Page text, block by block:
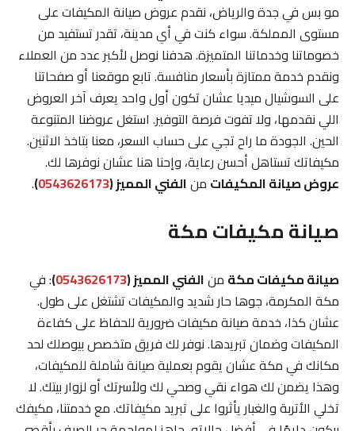
مو بس في جدة والرياض، نقدم عروض صيانة المكيفات على
مستوى المملكة. سواء كنت في أي مدينة، تقدر تستفيد من
خصوماتنا وخدماتنا المتميزة. هدفنا نوصل لأكبر عدد من العملاء
ونقدم خدمة ممتازة بأسعار منافسة. تابع موقعنا أو صفحاتنا
على السوشيال ميديا عشان تكون أول واحد يعرف آخر العروض
اللي نقدمها، ولا تفوت فرصة التوفير. استغل عروضنا المتنوعة
الحين. الجودة ما راح تجي على حساب السعر، معنا بتاخذ الاثنين.
مكيفاتك تستاهل أحسن رعاية، وإحنا هنا عشان نوفرها لك.
عروض صيانة المكيفاتمنالفني المميز (0543626173
)
.
صيانة مكيفات مكة
صيانة مكيفات مكةمنالفني المميز (0543626173
): في
مكة المكرمة، جوها حار شديد والمكيفات تشتغل على طول.
عشان كذا، خدمة صيانة مكيفات ضرورية للحفاظ على كفاءة
المكيفات وضمان تبريدها. نوفر لك فريق متخصص بيوصلك لحد
مكانك في مكة عشان يقوم بعملية صيانة شاملة للمكيفات،
وهذا يضمن لك هواء نقي وصحي لك ولأسرتك أو لزوار بيتك. لا
تخلي الأتربة والغبار يأثروا على تبريد مكيفاتك. مع خدمتنا، مكيفك